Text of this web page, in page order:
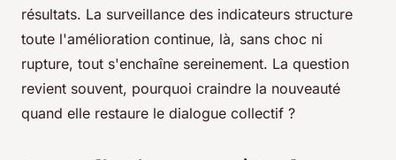
résultats. La surveillance des indicateurs structure
toute l'amélioration continue, là, sans choc ni
rupture, tout s'enchaîne sereinement. La question
revient souvent, pourquoi craindre la nouveauté
quand elle restaure le dialogue collectif ?